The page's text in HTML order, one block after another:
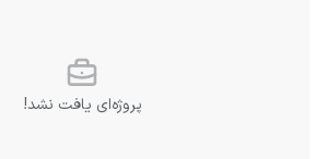
پروژه‌ای یافت نشد!